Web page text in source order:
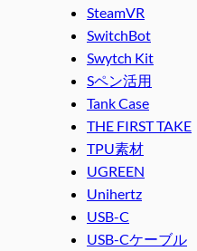
SteamVR
SwitchBot
Swytch Kit
Sペン活用
Tank Case
THE FIRST TAKE
TPU素材
UGREEN
Unihertz
USB-C
USB-Cケーブル